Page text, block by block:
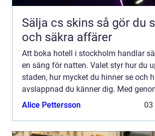
Sälja cs skins så gör du smarta
och säkra affärer
Att boka hotell i stockholm handlar
en säng för natten. Valet styr hur du
staden, hur mycket du hinner se och
avslappnad du känner dig. Med
kring läge, prisnivå och atmosfär går
Alice Pettersson 03